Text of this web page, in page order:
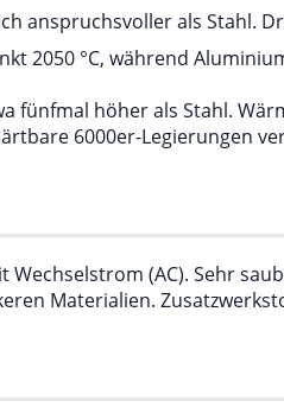
anspruchsvoller als Stahl.
2050 °C, während
fünfmal höher als Stahl.
6000er-Legierungen
(AC). Sehr
Materialien.